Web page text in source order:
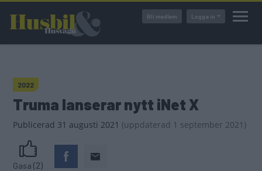
huvudinnehåll
Bli medlem Logga in
2022
Truma lanserar nytt iNet X
Publicerad 31 augusti 2021 (uppdaterad 1 september 2021)
Gasa (2)